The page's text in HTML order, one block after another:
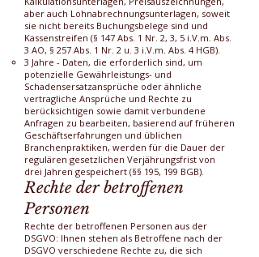
aber auch Lohnabrechnungsunterlagen, soweit
sie nicht bereits Buchungsbelege sind und
Kassenstreifen (§ 147 Abs. 1 Nr. 2, 3, 5 i.V.m. Abs.
3 AO, § 257 Abs. 1 Nr. 2 u. 3 i.V.m. Abs. 4 HGB).
3 Jahre - Daten, die erforderlich sind, um
potenzielle Gewährleistungs- und
Schadensersatzansprüche oder ähnliche
vertragliche Ansprüche und Rechte zu
berücksichtigen sowie damit verbundene
Anfragen zu bearbeiten, basierend auf früheren
Geschäftserfahrungen und üblichen
Branchenpraktiken, werden für die Dauer der
regulären gesetzlichen Verjährungsfrist von
drei Jahren gespeichert (§§ 195, 199 BGB).
Rechte der betroffenen
Personen
Rechte der betroffenen Personen aus der
DSGVO: Ihnen stehen als Betroffene nach der
DSGVO verschiedene Rechte zu, die sich